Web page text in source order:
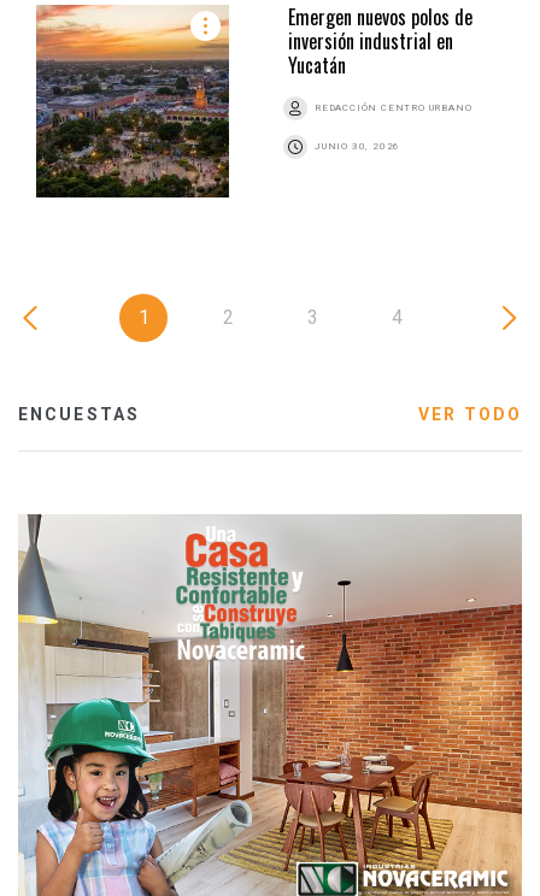
Emergen nuevos polos de
inversión industrial en
Yucatán
REDACCIÓN CENTRO URBANO
JUNIO 30, 2026
1 2 3 4
ENCUESTAS VER TODO